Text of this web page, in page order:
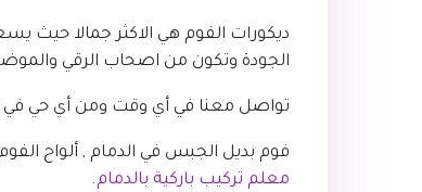
ديكورات الفوم هي الاكثر جمالا حيث
الجودة وتكون من اصحاب الرقي
تواصل معنا في أي وقت ومن أي حي في
فوم بديل الجبس في الدمام , ألواح
معلم تركيب باركية بالدمام.